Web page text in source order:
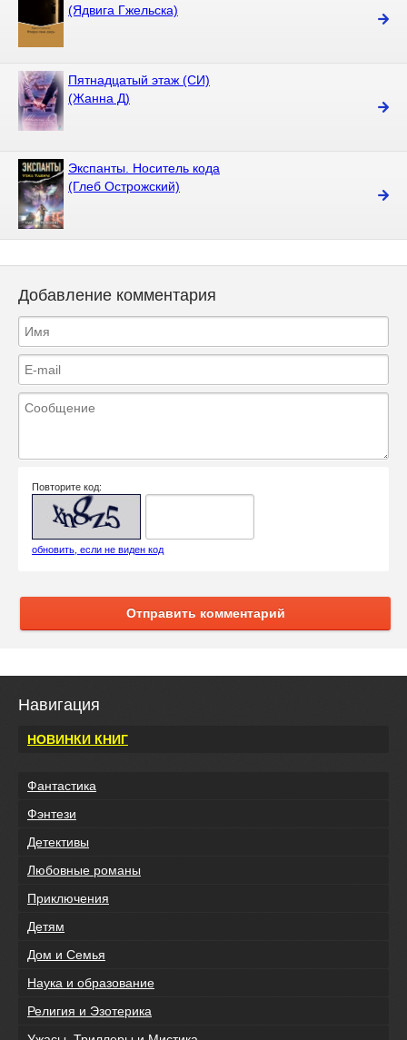
(Ядвига Гжельска)
Пятнадцатый этаж (СИ)
(Жанна Д)
Экспанты. Носитель кода
(Глеб Острожский)
Добавление комментария
Повторите код:
обновить, если не виден код
Отправить комментарий
Навигация
НОВИНКИ КНИГ
Фантастика
Фэнтези
Детективы
Любовные романы
Приключения
Детям
Дом и Семья
Наука и образование
Религия и Эзотерика